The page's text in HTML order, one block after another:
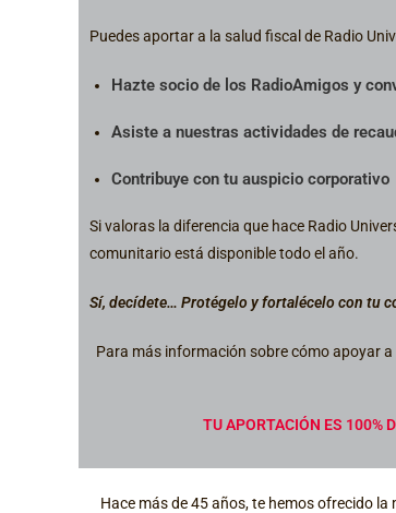
Puedes aportar a la salud fiscal de Radio
Hazte socio de los RadioAmigos y
Asiste a nuestras actividades de
Contribuye con tu auspicio corporativo
Si valoras la diferencia que hace Radio
comunitario está disponible todo el año.
Sí, decídete… Protégelo y fortalécelo con tu
Para más información sobre cómo apoyar
TU APORTACIÓN ES 100%
Hace más de 45 años, te hemos ofrecido la